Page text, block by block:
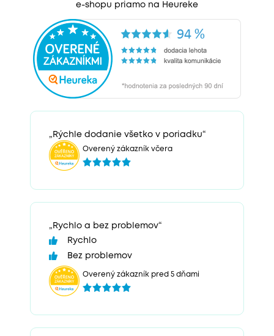
e-shopu priamo na Heureke
„Rýchle dodanie všetko v poriadku“
Overený zákazník včera
„Rychlo a bez problemov“
Rychlo
Bez problemov
Overený zákazník pred 5 dňami